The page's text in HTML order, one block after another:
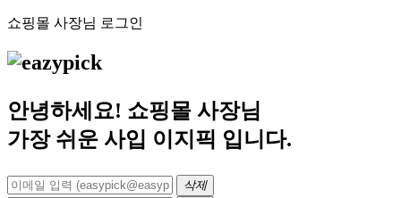
쇼핑몰 사장님 로그인
안녕하세요! 쇼핑몰 사장님
가장 쉬운 사입 이지픽 입니다.
삭제